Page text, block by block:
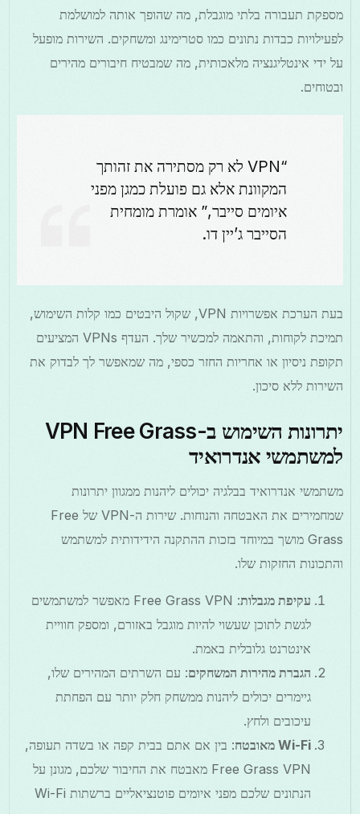
מספקת תעבורה בלתי מוגבלת, מה שהופך אותה למושלמת
לפעילויות כבדות נתונים כמו סטרימינג ומשחקים. השירות מופעל
על ידי אינטליגנציה מלאכותית, מה שמבטיח חיבורים מהירים
ובטוחים.
“VPN לא רק מסתירה את זהותך
המקוונת אלא גם פועלת כמגן מפני
איומים סייבר,” אומרת מומחית
הסייבר ג’יין דו.
בעת הערכת אפשרויות VPN, שקול היבטים כמו קלות השימוש,
תמיכת לקוחות, והתאמה למכשיר שלך. העדף VPNs המציעים
תקופת ניסיון או אחריות החזר כספי, מה שמאפשר לך לבדוק את
השירות ללא סיכון.
יתרונות השימוש ב-VPN Free Grass
למשתמשי אנדרואיד
משתמשי אנדרואיד בבלגיה יכולים ליהנות ממגוון יתרונות
שמחמירים את האבטחה והנוחות. שירות ה-VPN של Free
Grass מושך במיוחד בזכות ההתקנה הידידותית למשתמש
והתכונות החזקות שלו.
עקיפת מגבלות
: Free Grass VPN מאפשר למשתמשים
לגשת לתוכן שעשוי להיות מוגבל באזורם, ומספק חוויית
אינטרנט גלובלית באמת.
הגברת מהירות המשחקים: עם השרתים המהירים שלו,
גיימרים יכולים ליהנות ממשחק חלק יותר עם הפחתת
עיכובים ולחץ.
Wi-Fi מאובטח
: בין אם אתם בבית קפה או בשדה תעופה,
Free Grass VPN מאבטח את החיבור שלכם, מגונן על
הנתונים שלכם מפני איומים פוטנציאליים ברשתות Wi-Fi